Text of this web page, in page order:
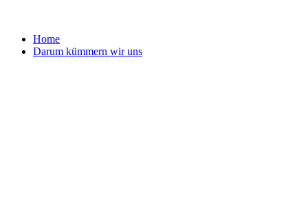
Home
Darum kümmern wir uns